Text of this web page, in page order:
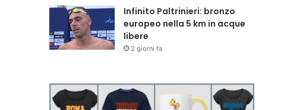
Infinito Paltrinieri: bronzo
europeo nella 5 km in acque
libere
2 giorni fa